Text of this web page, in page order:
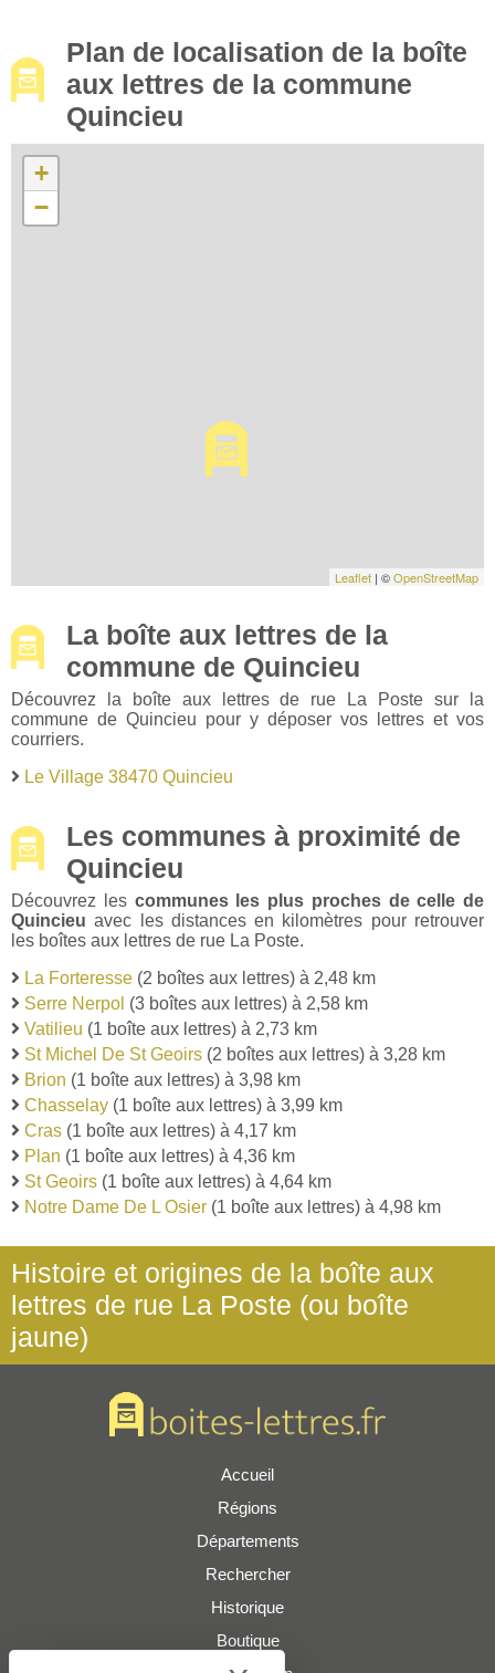
Plan de localisation de la boîte
aux lettres de la commune
Quincieu
+
−
Leaflet | ©OpenStreetMap
La boîte aux lettres de la
commune de Quincieu
Découvrez la boîte aux lettres de rue La Poste sur la
commune de Quincieu pour y déposer vos lettres et vos
courriers.
Le Village 38470 Quincieu
Les communes à proximité de
Quincieu
Découvrez les communes les plus proches de celle de
Quincieu avec les distances en kilomètres pour retrouver
les boîtes aux lettres de rue La Poste.
La Forteresse (2 boîtes aux lettres) à 2,48 km
Serre Nerpol (3 boîtes aux lettres) à 2,58 km
Vatilieu (1 boîte aux lettres) à 2,73 km
St Michel De St Geoirs (2 boîtes aux lettres) à 3,28 km
Brion (1 boîte aux lettres) à 3,98 km
Chasselay (1 boîte aux lettres) à 3,99 km
Cras (1 boîte aux lettres) à 4,17 km
Plan (1 boîte aux lettres) à 4,36 km
St Geoirs (1 boîte aux lettres) à 4,64 km
Notre Dame De L Osier (1 boîte aux lettres) à 4,98 km
Histoire et origines de la boîte aux
lettres de rue La Poste (ou boîte
jaune)
Accueil
Régions
Départements
Rechercher
Historique
Boutique